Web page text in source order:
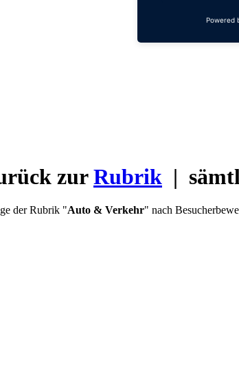
zurRubrik |
der Rubrik "Auto & Verkehr" nach
Powered